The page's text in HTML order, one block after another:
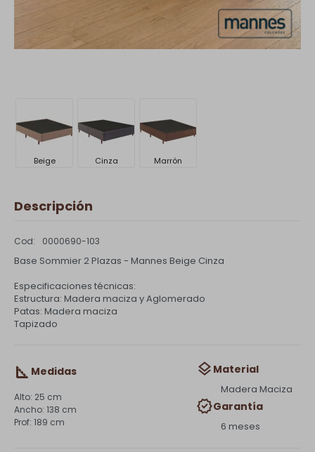
Beige Cinza Marrón
Descripción
0000690-103
Base Sommier 2 Plazas - Mannes Beige Cinza
Especificaciones técnicas:
Estructura: Madera maciza y Aglomerado
Patas: Madera maciza
Tapizado
Medidas
25 cm
138 cm
189 cm
Material
Madera Maciza
Garantía
6 meses